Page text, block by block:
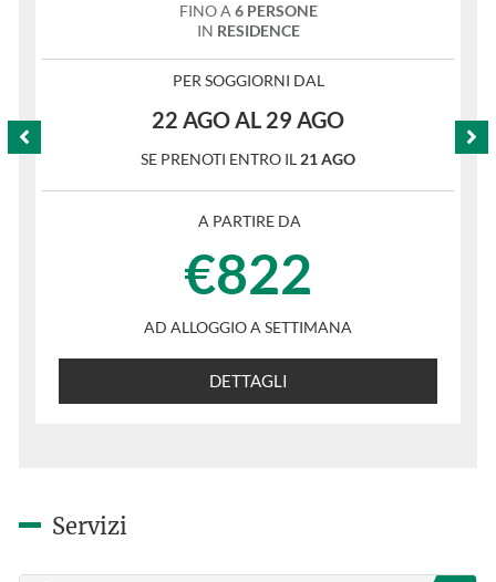
FINO A 6 PERSONE
IN RESIDENCE
PER SOGGIORNI DAL
22 AGO AL 29 AGO
SE PRENOTI ENTRO IL 21 AGO
A PARTIRE DA
€822
AD ALLOGGIO A SETTIMANA
DETTAGLI
Servizi